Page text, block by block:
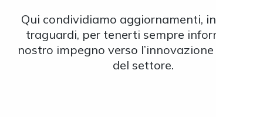
Qui condividiamo aggiornamenti, iniziative
traguardi, per tenerti sempre informato sul
nostro impegno verso l’innovazione e il
del settore.